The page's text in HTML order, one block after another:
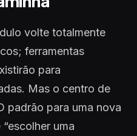
volte totalmente
ferramentas
para
Mas o centro de
padrão para uma nova
uma